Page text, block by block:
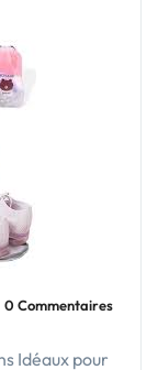
0 Commentaires
Idéaux pour